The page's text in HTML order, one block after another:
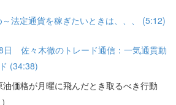
法定通貨を稼ぎたいときは、、、 (5:12)
日 佐々木徹のトレード通信：一気通貫動
(34:38)
価格が月曜に飛んだとき取るべき行動